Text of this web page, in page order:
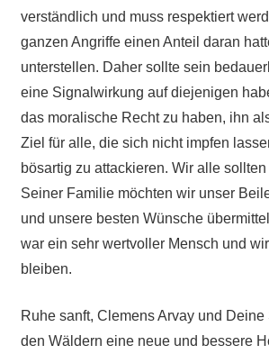
verständlich und muss respektiert
ganzen Angriffe einen Anteil daran
unterstellen. Daher sollte sein
eine Signalwirkung auf diejenigen
das moralische Recht zu haben, ihn
Ziel für alle, die sich nicht impfen
bösartig zu attackieren. Wir alle
Seiner Familie möchten wir unser
und unsere besten Wünsche
war ein sehr wertvoller Mensch und
bleiben.
Ruhe sanft, Clemens Arvay und
den Wäldern eine neue und bessere